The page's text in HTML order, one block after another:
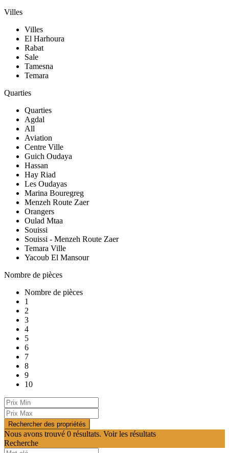
Villes
Villes
El Harhoura
Rabat
Sale
Tamesna
Temara
Quarties
Quarties
Agdal
All
Aviation
Centre Ville
Guich Oudaya
Hassan
Hay Riad
Les Oudayas
Marina Bouregreg
Menzeh Route Zaer
Orangers
Oulad Mtaa
Souissi
Souissi - Menzeh Route Zaer
Temara Ville
Yacoub El Mansour
Nombre de pièces
Nombre de pièces
1
2
3
4
5
6
7
8
9
10
Nous avons trouvé 0 résultats. Voir les résultats
Recherche